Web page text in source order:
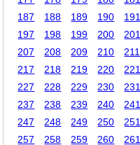
187
188 189 190 191
197
198 199 200 201
207
208 209 210 211
217
218 219 220 221
227
228 229 230 231
237
238 239 240 241
247
248 249 250 251
257
258 259 260 261